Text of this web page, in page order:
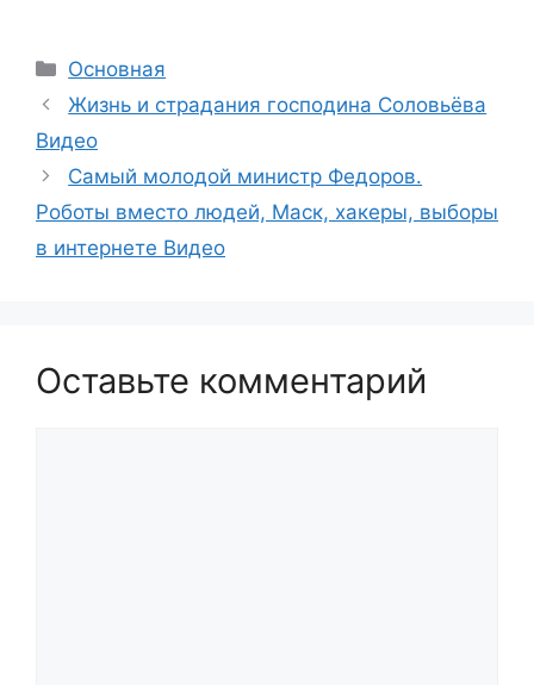
Рубрики
Основная
Жизнь и страдания господина Соловьёва
Видео
Самый молодой министр Федоров.
Роботы вместо людей, Маск, хакеры, выборы
в интернете Видео
Оставьте комментарий